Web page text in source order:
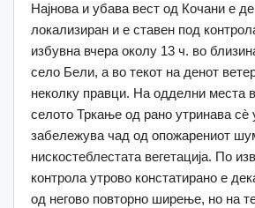
Најнова и убава вест од Кочани е
локализиран и е ставен под
избувна вчера околу 13 ч. во
село Бели, а во текот на денот
неколку правци. На одделни места
селото Тркање од рано утринава сѐ
забележува чад од опожарениот
нискостеблестата вегетација. По
контрола утрово констатирано е
од негово повторно ширење, но на